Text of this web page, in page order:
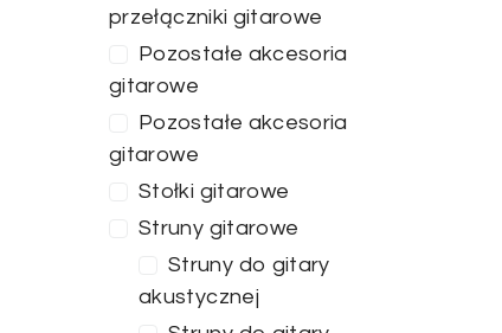
przełączniki gitarowe
Pozostałe akcesoria
gitarowe
Pozostałe akcesoria
gitarowe
Stołki gitarowe
Struny gitarowe
Struny do gitary
akustycznej